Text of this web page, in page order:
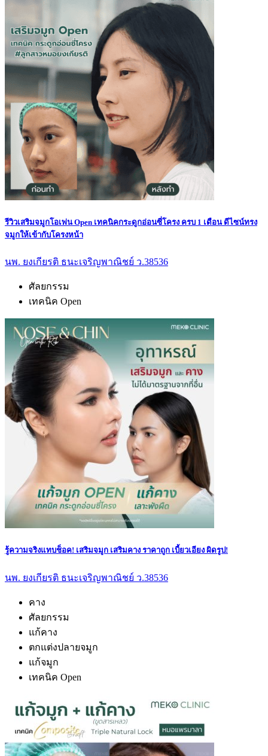
รีวิวเสริมจมูกโอเพ่น Open เทคนิคกระดูกอ่อนซี่โครง ครบ 1 เดือน ดีไซน์ทรง
จมูกให้เข้ากับโครงหน้า
นพ. ยงเกียรติ ธนะเจริญพาณิชย์ ว.38536
ศัลยกรรม
เทคนิค Open
รู้ความจริงแทบช็อค! เสริมจมูก เสริมคาง ราคาถูก เบี้ยวเอียง ผิดรูป!
นพ. ยงเกียรติ ธนะเจริญพาณิชย์ ว.38536
คาง
ศัลยกรรม
แก้คาง
ตกแต่งปลายจมูก
แก้จมูก
เทคนิค Open